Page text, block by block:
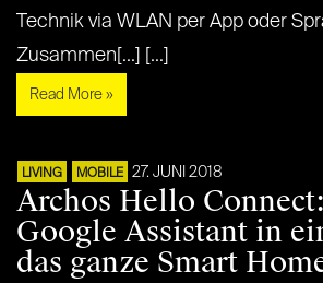
Technik via WLAN per App oder
Zusammen[...] [...]
Read More »
LIVING MOBILE 27. JUNI 2018
Archos Hello
Google Assistant in
das ganze Smart